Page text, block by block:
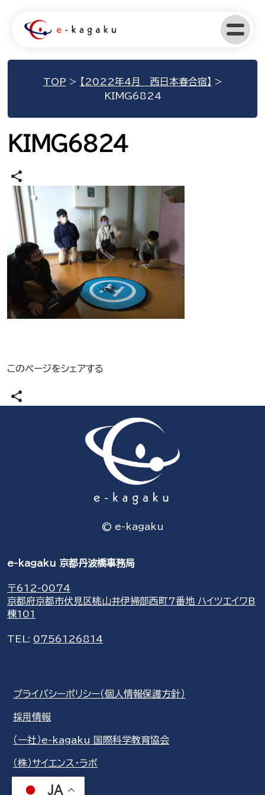
TOP > 【2022年4月 西日本春合宿】
>
KIMG6824
KIMG6824
share
このページをシェアする
share
© e-kagaku
e-kagaku 京都丹波橋事務局
〒612-0074
京都府京都市伏見区桃山井伊掃部西町7番地 ハイツエイワB
棟101
TEL: 0756126814
プライバシーポリシー（個人情報保護方針）
採用情報
（一社）e-kagaku 国際科学教育協会
（株）サイエンス・ラボ
JA